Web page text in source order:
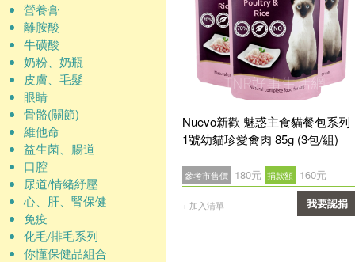
營養膏
離胺酸
牛磺酸
奶粉、奶瓶
皮膚、毛髮
眼睛
骨骼(關節)
維他命
益生菌、腸道
口腔
尿道/情緒紓壓
心、肝、腎保健
免疫
化毛/排毛系列
你懂保健品組合
Nuevo新歡 魅惑主食貓餐包系列
1號幼貓珍愛禽肉 85g (3包/組)
參考市售價 180元 捐款額 160元
+ 加入清單 我要認捐